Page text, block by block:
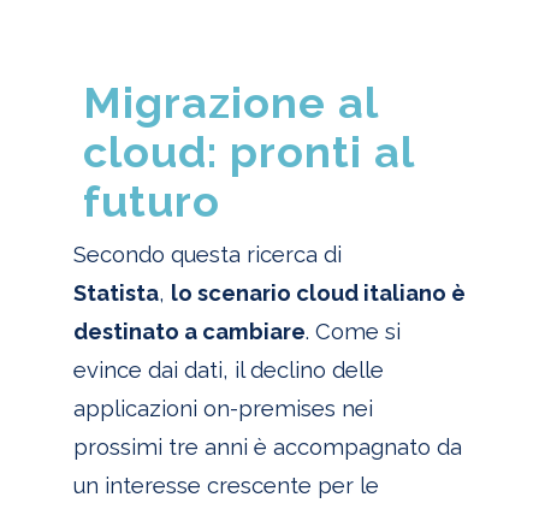
Migrazione al
cloud: pronti al
futuro
Secondo questa ricerca di
Statista, lo scenario cloud italiano è
destinato a cambiare. Come si
evince dai dati, il declino delle
applicazioni on-premises nei
prossimi tre anni è accompagnato da
un interesse crescente per le